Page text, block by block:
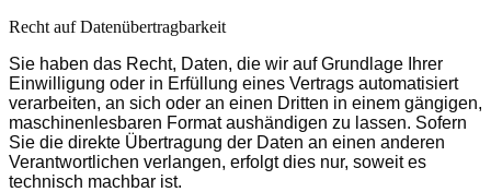
Recht auf Daten­übertrag­barkeit
Sie haben das Recht, Daten, die wir auf Grundlage Ihrer
Einwilligung oder in Erfüllung eines Vertrags automatisiert
verarbeiten, an sich oder an einen Dritten in einem gängigen,
maschinenlesbaren Format aushändigen zu lassen. Sofern
Sie die direkte Übertragung der Daten an einen anderen
Verantwortlichen verlangen, erfolgt dies nur, soweit es
technisch machbar ist.